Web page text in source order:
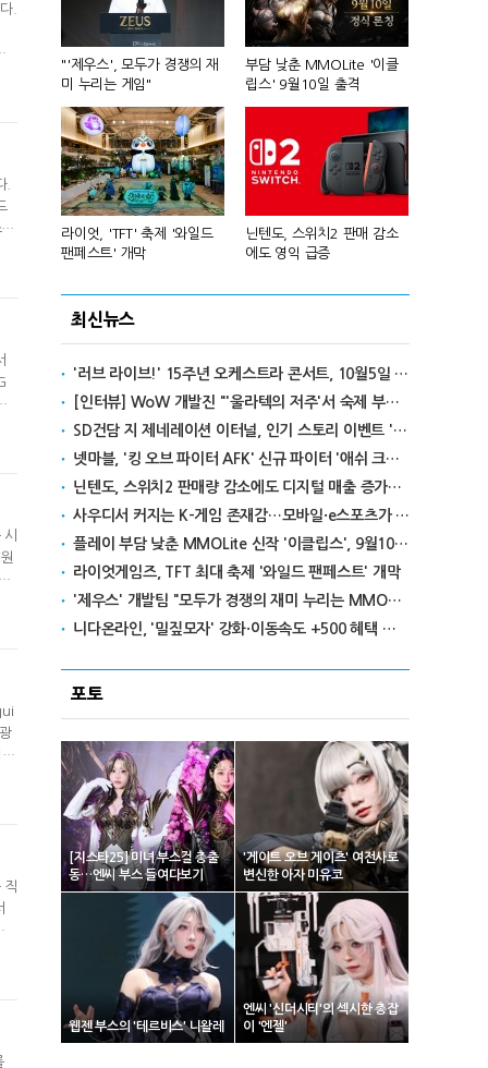
.
.
직
흑자 전
"'제우스', 모두가 경쟁의 재
미 누리는 게임"
부담 낮춘 MMOLite '이클
립스' 9월10일 출격
라이엇, 'TFT' 축제 '와일드
팬페스트' 개막
닌텐도, 스위치2 판매 감소
에도 영익 급증
최신뉴스
'러브 라이브!' 15주년 오케스트라 콘서트, 10월5일 한국서 첫 해외 공연
[인터뷰] WoW 개발진 "'울라텍의 저주'서 숙제 부담 줄이고 보상 높여"
SD건담 지 제네레이션 이터널, 인기 스토리 이벤트 '라크로아의 용사' 재개최
넷마블, '킹 오브 파이터 AFK' 신규 파이터 '애쉬 크림존' 업데이트
닌텐도, 스위치2 판매량 감소에도 디지털 매출 증가로 영익 급증
사우디서 커지는 K-게임 존재감…모바일·e스포츠가 이끌었다
플레이 부담 낮춘 MMOLite 신작 '이클립스', 9월10일 출격
라이엇게임즈, TFT 최대 축제 '와일드 팬페스트' 개막
'제우스' 개발팀 "모두가 경쟁의 재미 누리는 MMORPG로 만들 것"
니다온라인, '밀짚모자' 강화·이동속도 +500 혜택 이벤트 진행
포토
[지스타25] 미녀 부스걸 총출
동…엔씨 부스 들여다보기
'게이트 오브 게이츠' 여전사로
변신한 아자 미유코
웹젠 부스의 '테르비스' 니왈레
엔씨 '신더시티'의 섹시한 총잡
이 '엔젤'